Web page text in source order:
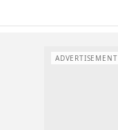
ADVERTISEMENT